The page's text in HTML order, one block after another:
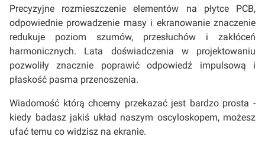
Precyzyjne rozmieszczenie elementów na płytce PCB,
odpowiednie prowadzenie masy i ekranowanie znaczenie
redukuje poziom szumów, przesłuchów i zakłóceń
harmonicznych. Lata doświadczenia w projektowaniu
pozwoliły znacznie poprawić odpowiedź impulsową i
płaskość pasma przenoszenia.
Wiadomość którą chcemy przekazać jest bardzo prosta -
kiedy badasz jakiś układ naszym oscyloskopem, możesz
ufać temu co widzisz na ekranie.